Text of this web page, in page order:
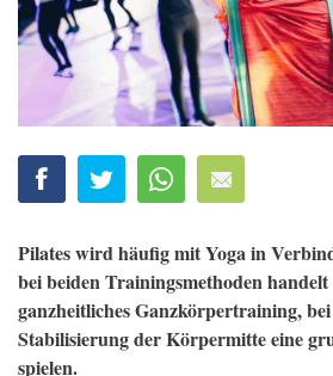
Pilates wird häufig mit Yoga in
bei beiden Trainingsmethoden handelt
ganzheitliches Ganzkörpertraining,
Stabilisierung der Körpermitte eine
spielen.